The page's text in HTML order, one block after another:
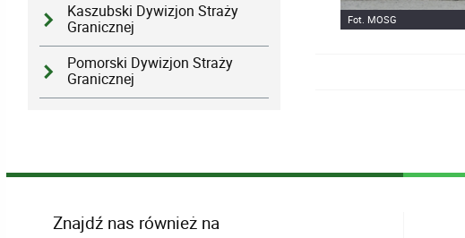
Kaszubski Dywizjon Straży
Granicznej
Pomorski Dywizjon Straży
Granicznej
Fot. MOSG
Znajdź nas również na